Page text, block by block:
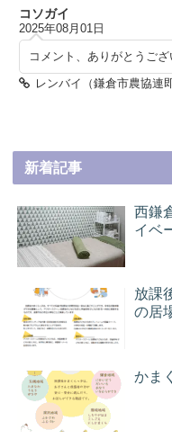
コソガイ
2025年08月01日
コメント、ありがとうご
レンバイ（鎌倉市農協連
新着記事
西鎌
イベ
放課
の居
かま